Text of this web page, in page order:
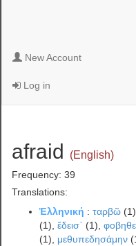
New Account
Log in
afraid (English)
Frequency: 39
Translations:
Ἑλληνική :ταρβῶ
(1),ἔδεισ᾽ (1),
(1), μεθυπεδησάμην